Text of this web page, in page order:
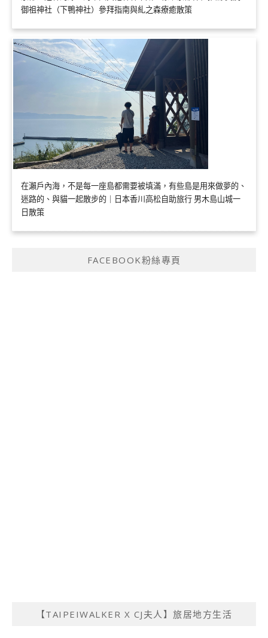
御祖神社（下鴨神社）參拜指南與糺之森療癒散策
在瀨戶內海，不是每一座島都需要被填滿，有些島是用來做夢的、
迷路的、與貓一起散步的｜日本香川高松自助旅行 男木島山城一
日散策
FACEBOOK粉絲專頁
【TAIPEIWALKER X CJ夫人】旅居地方生活